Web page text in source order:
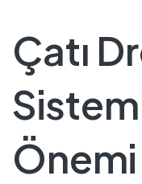
Çatı
Önemi